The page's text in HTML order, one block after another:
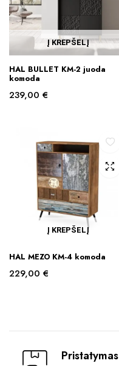
Į KREPŠELĮ
HAL BULLET KM-2 juoda
komoda
239,00 €
Į KREPŠELĮ
HAL MEZO KM-4 komoda
229,00 €
Pristatymas